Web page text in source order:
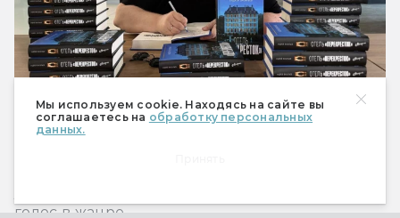
Мы используем cookie. Находясь на сайте вы
соглашаетесь на обработку персональных
данных.
«Читателю нужен не только калейдоскоп
голос в жанре.